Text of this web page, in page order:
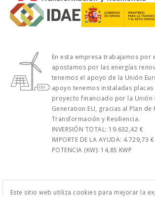
En esta empresa trabajamos por
apostamos por las energías
tenemos el apoyo de la Unión
apoyo tenemos instaladas placas
proyecto financiado por la Unión
Generation EU, gracias al Plan de
Transformación y Resiliencia.
INVERSIÓN TOTAL: 19.632,42 €
IMPORTE DE LA AYUDA: 4.729,73 €
POTENCIA (KW): 14,85 KWP
Este sitio web utiliza cookies para mejorar la